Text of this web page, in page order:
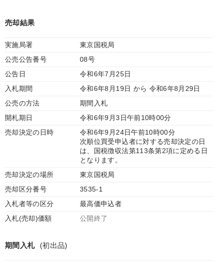
売却結果
実施局署
東京国税局
公売公告番号
08号
公告日
令和6年7月25日
入札期間
令和6年8月19日 から 令和6年8月29日
公売の方法
期間入札
開札期日
令和6年9月3日午前10時00分
売却決定の日時
令和6年9月24日午前10時00分
次順位買受申込者に対する売却決定の日
は、国税徴収法第113条第2項に定める日
となります。
売却決定の場所
東京国税局
売却区分番号
3535-1
入札者等の区分
最高価申込者
入札(売却)価額
公開終了
期間入札 (初出品)